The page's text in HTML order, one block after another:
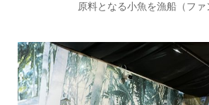
原料となる小魚を漁船（ファ